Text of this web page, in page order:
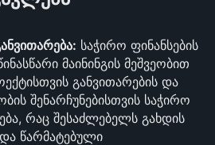
საჭირო ფინანსების
მაინინგის მეშვეობით
განვითარების და
შენარჩუნებისთვის საჭირო
რაც შესაძლებელს გახდის
წარმატებული